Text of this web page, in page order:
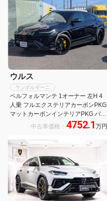
ウルス
ランボルギーニ
ペルフォルマンテ 1オーナー 左H 4
人乗 フルエクステリアカーボンPKG
マットカーボンインテリアPKG バン
グ&オルフセン3Dサウンド パノラミ
23インチAW&イエローキャリパー
中古車価格： 4752.1 万円